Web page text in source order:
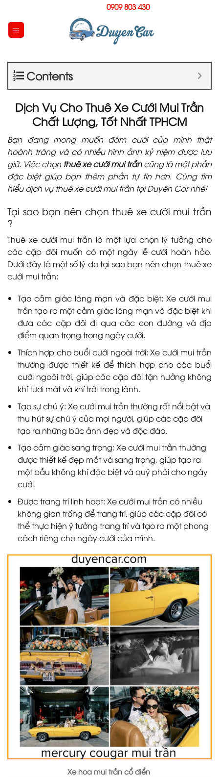
content
0909 803 430
Contents
Dịch Vụ Cho Thuê Xe Cưới Mui Trần
Chất Lượng, Tốt Nhất TPHCM
Bạn đang mong muốn đám cưới của mình thật
hoành tráng và có nhiều hình ảnh kỷ niệm được lưu
giữ. Việc chọn thuê xe cưới mui trầncũng là một phần
đặc biệt giúp bạn thêm phần tự tin hơn. Cùng tìm
hiểu dịch vụ thuê xe cưới mui trần tại Duyên Car nhé!
Tại sao bạn nên chọn thuê xe cưới mui trần
?
Thuê xe cưới mui trần là một lựa chọn lý tưởng cho
các cặp đôi muốn có một ngày lễ cưới hoàn hảo.
Dưới đây là một số lý do tại sao bạn nên chọn thuê xe
cưới mui trần:
Tạo cảm giác lãng mạn và đặc biệt: Xe cưới mui
trần tạo ra một cảm giác lãng mạn và đặc biệt khi
đưa các cặp đôi đi qua các con đường và địa
điểm quan trọng trong ngày cưới.
Thích hợp cho buổi cưới ngoài trời: Xe cưới mui trần
thường được thiết kế để thích hợp cho các buổi
cưới ngoài trời, giúp các cặp đôi tận hưởng không
khí tươi mát và khí trời trong lành.
Tạo sự chú ý: Xe cưới mui trần thường rất nổi bật và
thu hút sự chú ý của mọi người, giúp các cặp đôi
tạo ra những bức ảnh đẹp và độc đáo.
Tạo cảm giác sang trọng: Xe cưới mui trần thường
được thiết kế đẹp mắt và sang trọng, giúp tạo ra
một bầu không khí đặc biệt và quý phái cho ngày
cưới.
Được trang trí linh hoạt: Xe cưới mui trần có nhiều
không gian trống để trang trí, giúp các cặp đôi có
thể thực hiện ý tưởng trang trí và tạo ra một phong
cách riêng cho ngày cưới của mình.
Xe hoa mui trần cổ điển